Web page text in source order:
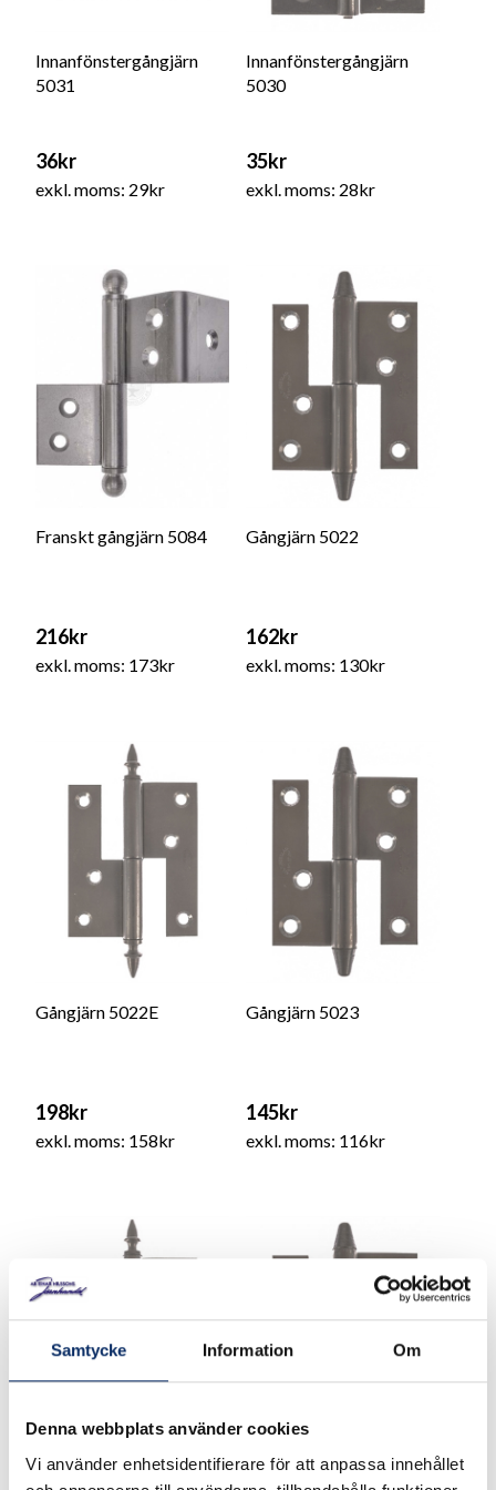
Samtycke Information Om
Denna webbplats använder cookies
Vi använder enhetsidentifierare för att anpassa innehållet
Innanfönstergångjärn
5031
36kr
exkl. moms: 29kr
Innanfönstergångjärn
5030
35kr
exkl. moms: 28kr
Franskt gångjärn 5084
216kr
exkl. moms: 173kr
Gångjärn 5022
162kr
exkl. moms: 130kr
Gångjärn 5022E
198kr
exkl. moms: 158kr
Gångjärn 5023
145kr
exkl. moms: 116kr